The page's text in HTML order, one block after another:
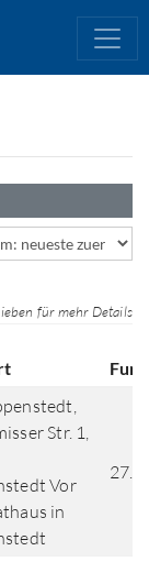
für mehr Details
Str. 1,
Vor
in